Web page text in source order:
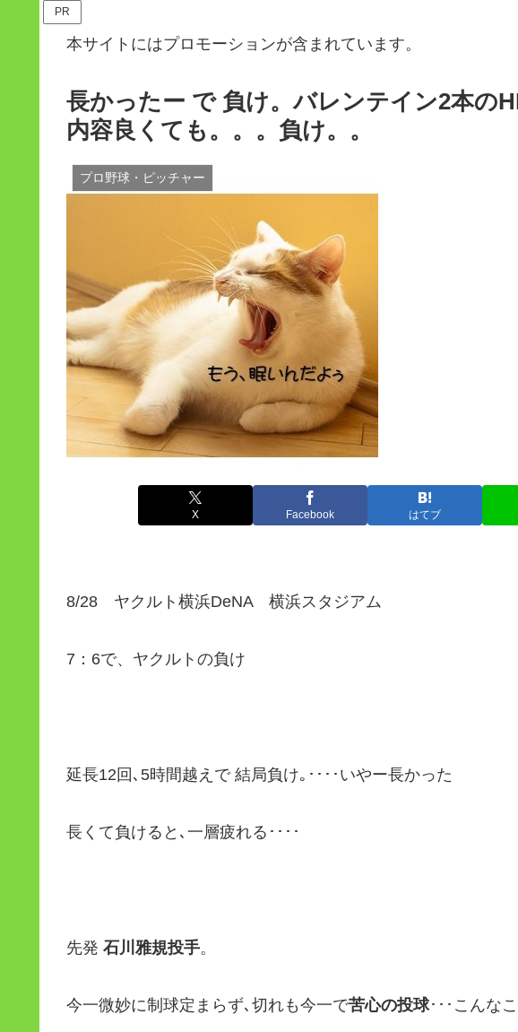
PR
本サイトにはプロモーションが含まれています。
長かったー で 負け。バレンテイン2本の
内容良くても。。。負け。。
プロ野球・ピッチャー
X Facebook はてブ
8/28 ヤクルト横浜DeNA 横浜スタジアム
7：6で、ヤクルトの負け
延長12回､5時間越えで 結局負け｡････いやー長かった
長くて負けると､一層疲れる････
先発 石川雅規投手。
今一微妙に制球定まらず､切れも今一で苦心の投球･･･こんな